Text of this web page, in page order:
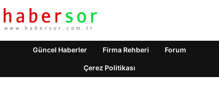
Güncel Haberler Firma Rehberi Forum
Çerez Politikası